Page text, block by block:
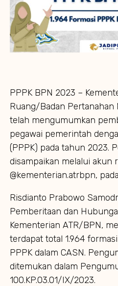
PPPK BPN 2023 –
Ruang/Badan Pertanahan
telah mengumumkan
pegawai pemerintah
(PPPK) pada tahun 2023.
disampaikan melalui akun
@kementerian.atrbpn,
Risdianto Prabowo
Pemberitaan dan
Kementerian ATR/BPN,
terdapat total 1.964
PPPK dalam CASN.
ditemukan dalam
100.KP.03.01/IX/2023.